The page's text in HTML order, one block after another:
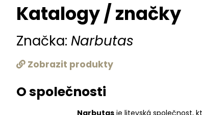
Katalogy / značky
Značka: Narbutas
Zobrazit produkty
O společnosti
Narbutas je litevská společnost,